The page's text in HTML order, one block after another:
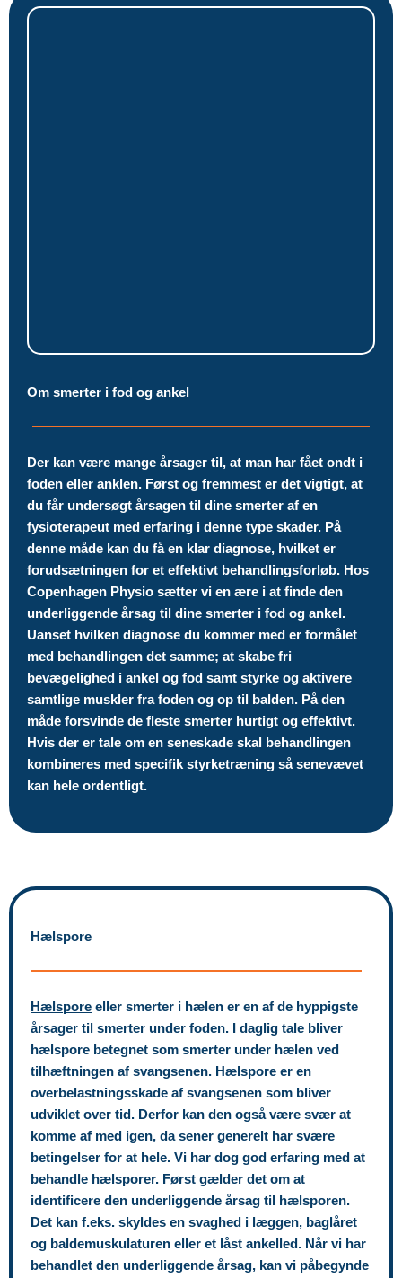
Om smerter i fod og ankel
Der kan være mange årsager til, at man har fået ondt i
foden eller anklen. Først og fremmest er det vigtigt, at
du får undersøgt årsagen til dine smerter af en
fysioterapeut med erfaring i denne type skader. På
denne måde kan du få en klar diagnose, hvilket er
forudsætningen for et effektivt behandlingsforløb. Hos
Copenhagen Physio sætter vi en ære i at finde den
underliggende årsag til dine smerter i fod og ankel.
Uanset hvilken diagnose du kommer med er formålet
med behandlingen det samme; at skabe fri
bevægelighed i ankel og fod samt styrke og aktivere
samtlige muskler fra foden og op til balden. På den
måde forsvinde de fleste smerter hurtigt og effektivt.
Hvis der er tale om en seneskade skal behandlingen
kombineres med specifik styrketræning så senevævet
kan hele ordentligt.
Hælspore
Hælspore eller smerter i hælen er en af de hyppigste
årsager til smerter under foden. I daglig tale bliver
hælspore betegnet som smerter under hælen ved
tilhæftningen af svangsenen. Hælspore er en
overbelastningsskade af svangsenen som bliver
udviklet over tid. Derfor kan den også være svær at
komme af med igen, da sener generelt har svære
betingelser for at hele. Vi har dog god erfaring med at
behandle hælsporer. Først gælder det om at
identificere den underliggende årsag til hælsporen.
Det kan f.eks. skyldes en svaghed i læggen, baglåret
og baldemuskulaturen eller et låst ankelled. Når vi har
behandlet den underliggende årsag, kan vi påbegynde